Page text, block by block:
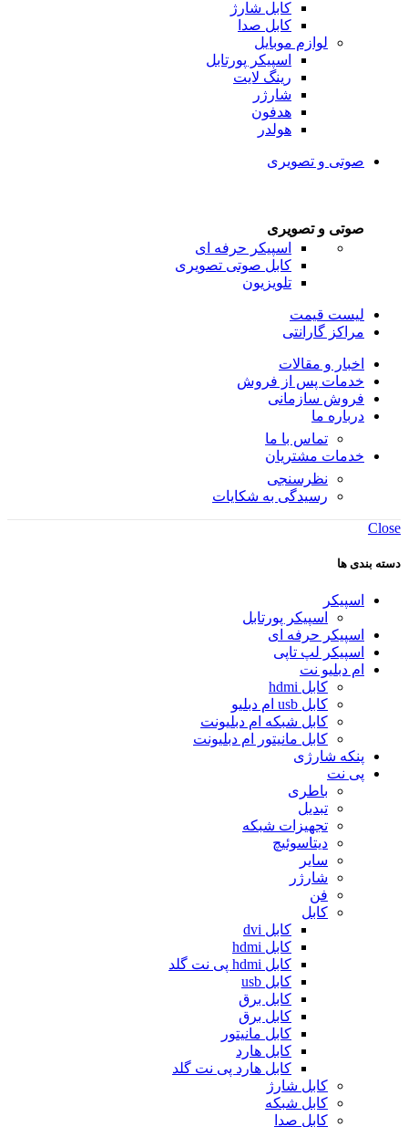
کابل شارژ
کابل صدا
لوازم موبایل
اسپیکر پورتابل
رینگ لایت
شارژر
هدفون
هولدر
صوتی و تصویری
صوتی و تصویری
اسپیکر حرفه ای
کابل صوتی تصویری
تلویزیون
لیست قیمت
مراکز گارانتی
اخبار و مقالات
خدمات پس از فروش
فروش سازمانی
درباره ما
تماس با ما
خدمات مشتریان
نظرسنجی
رسیدگی به شکایات
Close
دسته بندی ها
اسپیکر
اسپیکر پورتابل
اسپیکر حرفه ای
اسپیکر لپ تاپی
ام دبلیو نت
کابل hdmi
کابل usb ام دبلیو
کابل شبکه ام دبلیونت
کابل مانیتور ام دبلیونت
پنکه شارژی
پی نت
باطری
تبدیل
تجهیزات شبکه
دیتاسوئیچ
سایر
شارژر
فن
کابل
کابل dvi
کابل hdmi
کابل hdmi پی نت گلد
کابل usb
کابل برق
کابل برق
کابل مانیتور
کابل هارد
کابل هارد پی نت گلد
کابل شارژ
کابل شبکه
کابل صدا